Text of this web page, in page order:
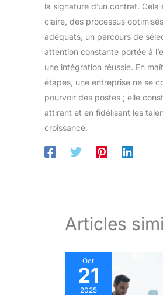
la signature d’un contrat.
claire, des processus
adéquats, un parcours de
attention constante portée à
une intégration réussie. En
étapes, une entreprise ne se
pourvoir des postes ; elle
attirant et en fidélisant les
croissance.
Articles
Oct
21
2025